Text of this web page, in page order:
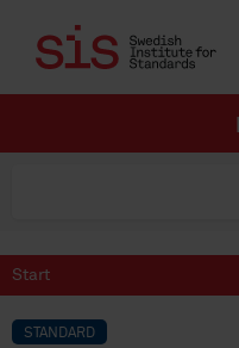
Start
STANDARD